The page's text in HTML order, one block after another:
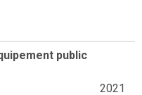
public
2021